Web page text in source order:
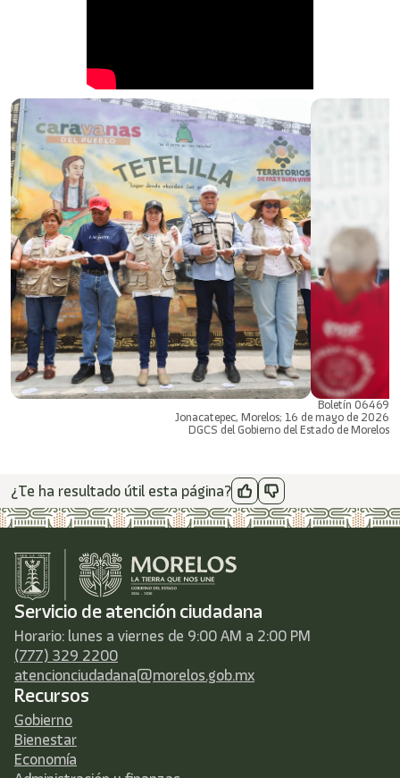
Boletín 06469
Jonacatepec, Morelos; 16 de mayo de 2026
DGCS del Gobierno del Estado de Morelos
¿Te ha resultado útil esta página?
Servicio de atención ciudadana
Horario: lunes a viernes de 9:00 AM a 2:00 PM
(777) 329 2200
atencionciudadana@morelos.gob.mx
Recursos
Gobierno
Bienestar
Economía